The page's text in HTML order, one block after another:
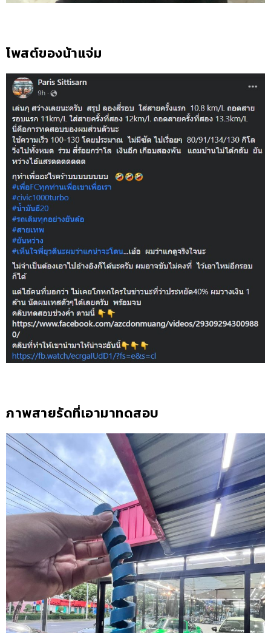
โพสต์ของน้าแจ่ม
ภาพสายรัดที่เอามาทดสอบ